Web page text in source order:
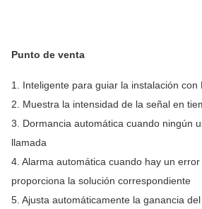
Punto de venta
1. Inteligente para guiar la instalación con
2. Muestra la intensidad de la señal en
3. Dormancia automática cuando ningún
llamada
4. Alarma automática cuando hay un
proporciona la solución correspondiente
5. Ajusta automáticamente la ganancia